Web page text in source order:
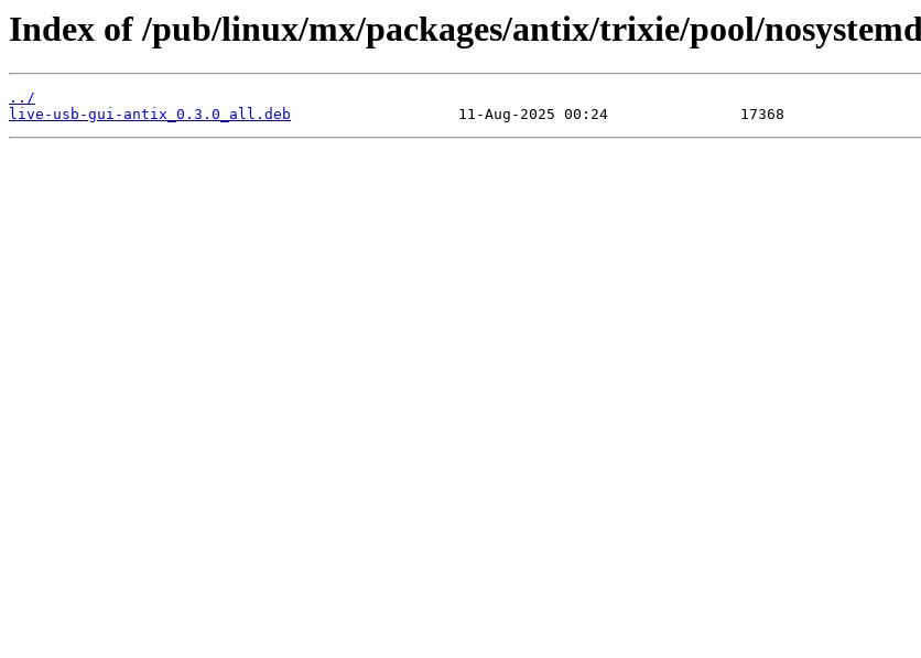
Index of /pub/linux/mx/packages/antix/trixie/pool/
../
live-usb-gui-antix_0.3.0_all.deb